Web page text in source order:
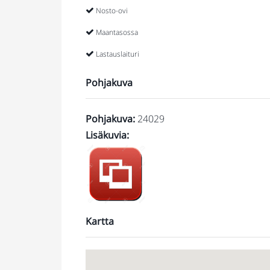
Nosto-ovi
Maantasossa
Lastauslaituri
Pohjakuva
Pohjakuva: 24029
Lisäkuvia:
https://jonne.smugmug.com/Toimitilat/
Kaitilantie-20/
Kartta